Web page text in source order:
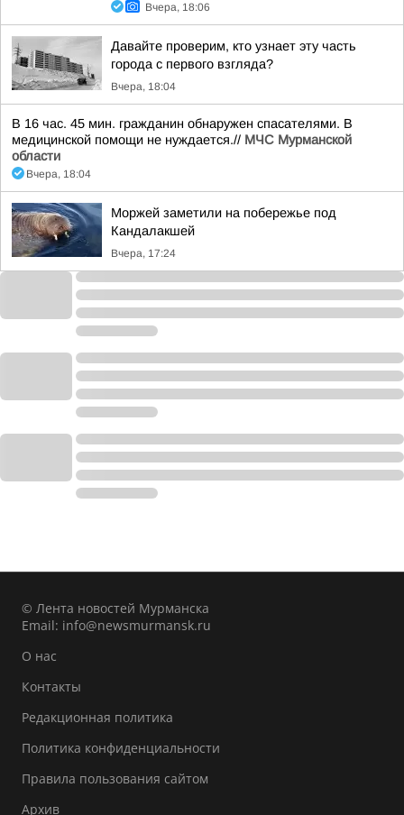
Вчера, 18:06
Давайте проверим, кто узнает эту часть
города с первого взгляда?
Вчера, 18:04
В 16 час. 45 мин. гражданин обнаружен спасателями. В
медицинской помощи не нуждается.// МЧС Мурманской
области
Вчера, 18:04
Моржей заметили на побережье под
Кандалакшей
Вчера, 17:24
© Лента новостей Мурманска
Email: info@newsmurmansk.ru
О нас
Контакты
Редакционная политика
Политика конфиденциальности
Правила пользования сайтом
Архив